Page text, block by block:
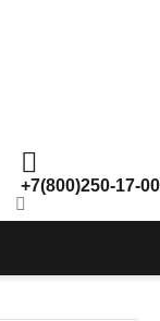
+7(800)250-17-00